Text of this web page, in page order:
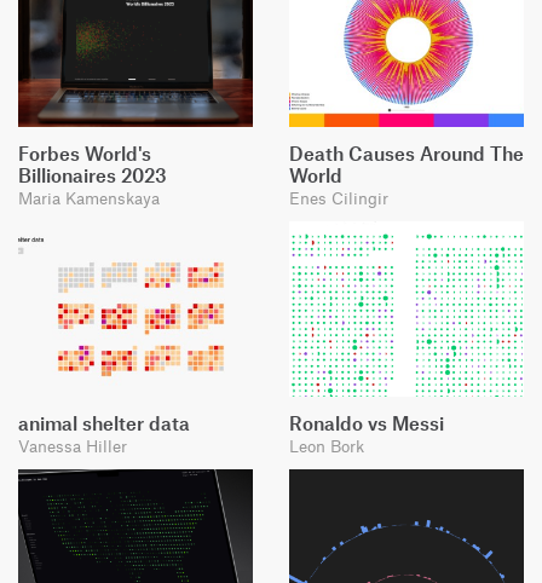
Forbes World's
Billionaires 2023
Maria Kamenskaya
Death Causes Around The
World
Enes Cilingir
animal shelter data
Vanessa Hiller
Ronaldo vs Messi
Leon Bork